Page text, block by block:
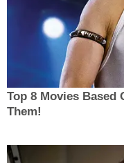
Top 8 Movies Based
Them!